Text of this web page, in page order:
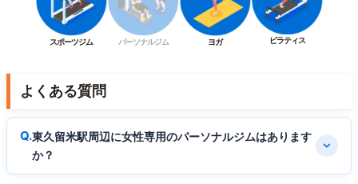
スポーツジム パーソナルジム ヨガ ピラティス
よくある質問
東久留米駅周辺に女性専用のパーソナルジムはあります
か？